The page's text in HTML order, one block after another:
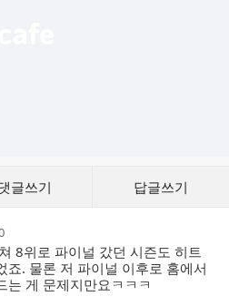
글쓰기 답글쓰기
8위로 파이널 갔던 시즌도 히트
죠. 물론 저 파이널 이후로 홈에서
는 게 문제지만요ㅋㅋㅋ